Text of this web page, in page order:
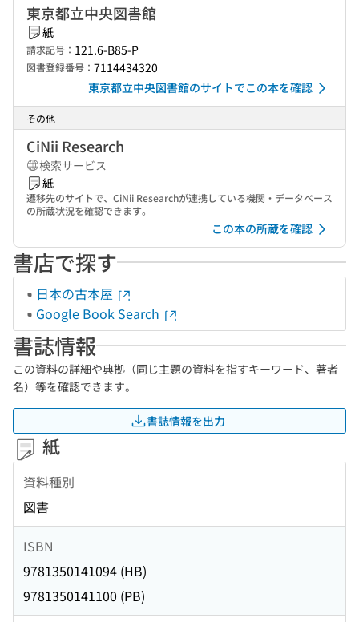
東京都立中央図書館
紙
請求記号： 121.6-B85-P
図書登録番号： 7114434320
東京都立中央図書館のサイトでこの本を確認
その他
CiNii Research
検索サービス
紙
遷移先のサイトで、CiNii Researchが連携している機関・データベース
の所蔵状況を確認できます。
この本の所蔵を確認
書店で探す
日本の古本屋
Google Book Search
書誌情報
この資料の詳細や典拠（同じ主題の資料を指すキーワード、著者
名）等を確認できます。
書誌情報を出力
紙
資料種別
図書
ISBN
9781350141094 (HB)
9781350141100 (PB)